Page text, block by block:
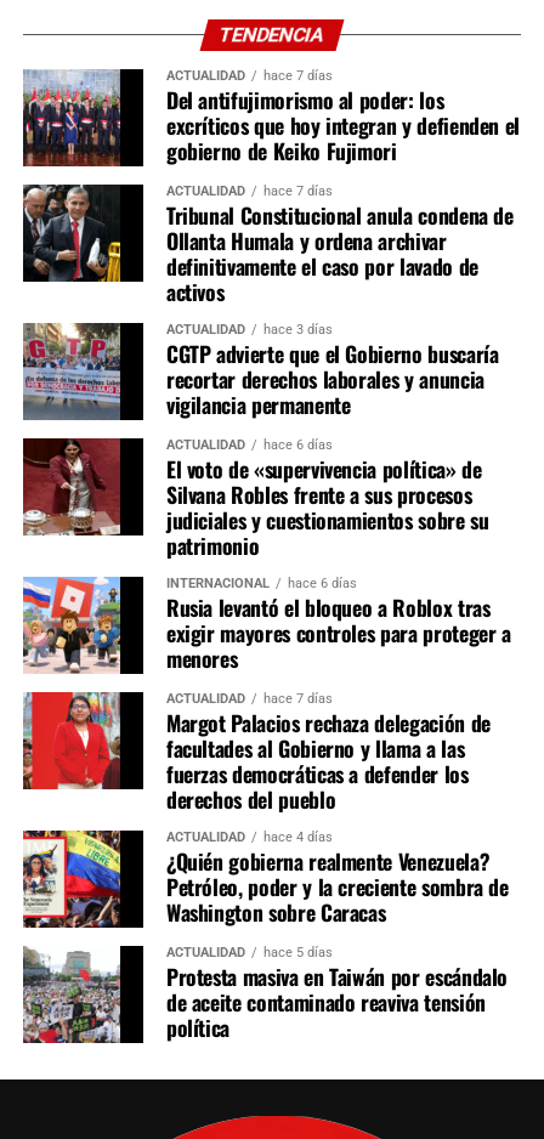
En los últimos días, publicaciones difundidas en redes
sociales aseguraban que el presidente Vladimir Putin
había «prohibido Roblox en toda Rusia». Sin embargo,
esa afirmación no refleja la situación actual. Si bien el
bloqueo existió y fue aplicado a finales de 2025, la
restricción fue levantada oficialmente en junio de 2026,
por lo que la plataforma volvió a estar disponible para los
usuarios rusos que cumplen la normativa local.
El caso refleja la política que Rusia viene aplicando sobre
las plataformas digitales extranjeras. El Gobierno
sostiene que estas medidas buscan garantizar la
protección de los menores y asegurar el cumplimiento de
la legislación nacional en materia de seguridad digital y
contenidos en internet. Por su parte, diversas
organizaciones internacionales dedicadas a la defensa de
la libertad de expresión consideran que este tipo de
restricciones puede limitar el acceso a determinadas
plataformas y servicios digitales.
La evolución del caso Roblox muestra el equilibrio que
buscan distintos Estados entre la regulación del entorno
digital, la protección de la infancia y el funcionamiento
de las plataformas tecnológicas. Mientras Rusia defiende
la aplicación de sus leyes nacionales, el debate
internacional continúa centrado en cómo compatibilizar
la seguridad de los usuarios, la libertad de acceso a
internet y la responsabilidad de las empresas
TENDENCIA
ACTUALIDAD hace 7 días
Del antifujimorismo al poder: los
excríticos que hoy integran y defienden el
gobierno de Keiko Fujimori
ACTUALIDAD hace 7 días
Tribunal Constitucional anula condena de
Ollanta Humala y ordena archivar
definitivamente el caso por lavado de
activos
ACTUALIDAD hace 3 días
CGTP advierte que el Gobierno buscaría
recortar derechos laborales y anuncia
vigilancia permanente
ACTUALIDAD hace 6 días
El voto de «supervivencia política» de
Silvana Robles frente a sus procesos
judiciales y cuestionamientos sobre su
patrimonio
INTERNACIONAL hace 6 días
Rusia levantó el bloqueo a Roblox tras
exigir mayores controles para proteger a
menores
ACTUALIDAD hace 7 días
Margot Palacios rechaza delegación de
facultades al Gobierno y llama a las
fuerzas democráticas a defender los
derechos del pueblo
ACTUALIDAD hace 4 días
¿Quién gobierna realmente Venezuela?
Petróleo, poder y la creciente sombra de
Washington sobre Caracas
ACTUALIDAD hace 5 días
Protesta masiva en Taiwán por escándalo
de aceite contaminado reaviva tensión
política